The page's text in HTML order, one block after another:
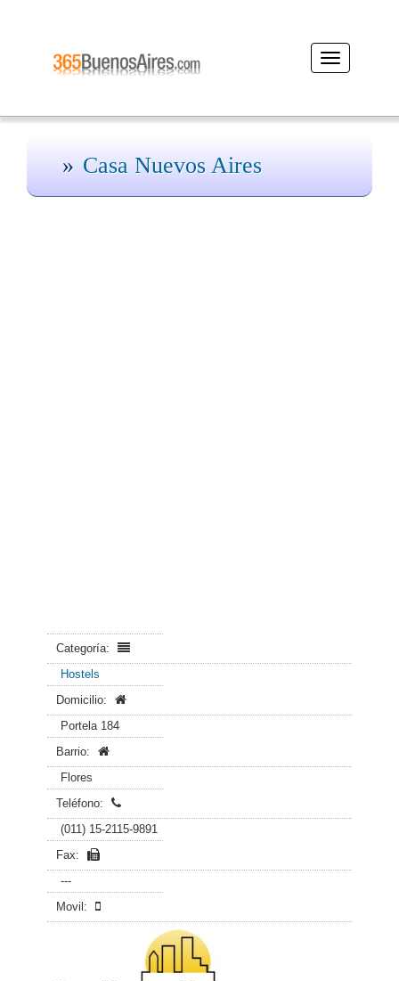
Desplegar
navegación
Casa Nuevos Aires
Categoría:
Hostels
Domicilio:
Portela 184
Barrio:
Flores
Teléfono:
(011) 15-2115-9891
Fax:
---
Movil: